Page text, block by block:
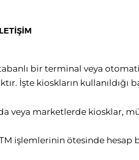
bir terminal veya
İşte kioskların kullanıldığı
veya marketlerde kiosklar,
işlemlerinin ötesinde